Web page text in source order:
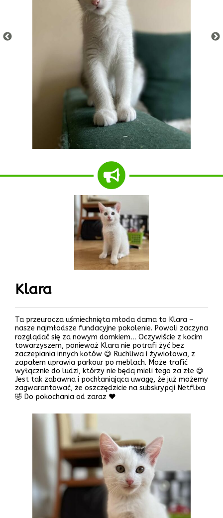
Klara
Ta przeurocza uśmiechnięta młoda dama to Klara –
nasze najmłodsze fundacyjne pokolenie. Powoli zaczyna
rozglądać się za nowym domkiem… Oczywiście z kocim
towarzyszem, ponieważ Klara nie potrafi żyć bez
zaczepiania innych kotów 😅 Ruchliwa i żywiołowa, z
zapałem uprawia parkour po meblach. Może trafić
wyłącznie do ludzi, którzy nie będą mieli tego za złe 😅
Jest tak zabawna i pochłaniająca uwagę, że już możemy
zagwarantować, że oszczędzicie na subskrypcji Netflixa
🤣 Do pokochania od zaraz ❤️